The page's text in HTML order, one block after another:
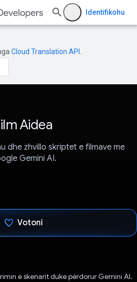
Identifikohu
Cloud Translation API
Aidea
dhe zhvillo skriptet e filmave me
Gemini AI.
Votoni
e skenarit duke përdorur Gemini AI.